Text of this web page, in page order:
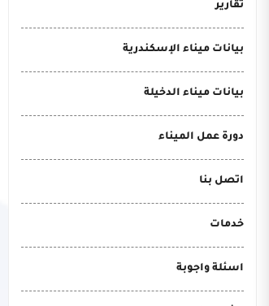
تقارير
بيانات ميناء الإسكندرية
بيانات ميناء الدخيلة
دورة عمل الميناء
اتصل بنا
خدمات
اسئلة واجوبة